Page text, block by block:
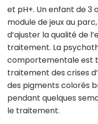
et pH+. Un enfant de 3
module de jeux au
d’ajuster la qualité de
traitement. La
comportementale est
traitement des crises
des pigments colorés
pendant quelques
le traitement.